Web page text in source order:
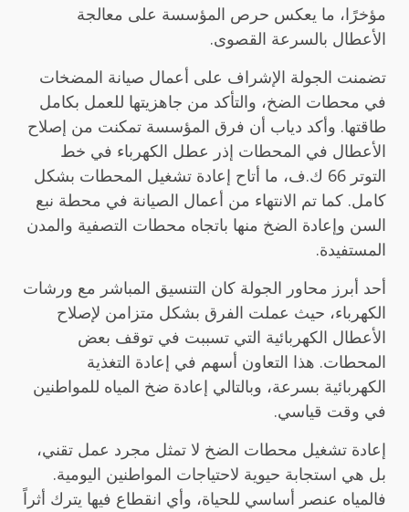
مؤخرًا، ما يعكس حرص المؤسسة على معالجة
الأعطال بالسرعة القصوى.
تضمنت الجولة الإشراف على أعمال صيانة المضخات
في محطات الضخ، والتأكد من جاهزيتها للعمل بكامل
طاقتها. وأكد دياب أن فرق المؤسسة تمكنت من إصلاح
الأعطال في المحطات إذر عطل الكهرباء في خط
التوتر 66 ك.ف، ما أتاح إعادة تشغيل المحطات بشكل
كامل. كما تم الانتهاء من أعمال الصيانة في محطة نبع
السن وإعادة الضخ منها باتجاه محطات التصفية والمدن
المستفيدة.
أحد أبرز محاور الجولة كان التنسيق المباشر مع ورشات
الكهرباء، حيث عملت الفرق بشكل متزامن لإصلاح
الأعطال الكهربائية التي تسببت في توقف بعض
المحطات. هذا التعاون أسهم في إعادة التغذية
الكهربائية بسرعة، وبالتالي إعادة ضخ المياه للمواطنين
في وقت قياسي.
إعادة تشغيل محطات الضخ لا تمثل مجرد عمل تقني،
بل هي استجابة حيوية لاحتياجات المواطنين اليومية.
فالمياه عنصر أساسي للحياة، وأي انقطاع فيها يترك أثراً